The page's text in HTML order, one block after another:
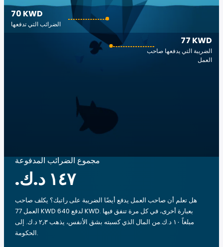
77 KWD
الضريبة التي يدفعها صاحب
العمل
70 KWD
الضرائب التي تدفعها
مجموع الضرائب المدفوعة
هل تعلم أن صاحب العمل يدفع أيضًا الضريبة على راتبك؟ يكلف صاحب
العمل 77 KWD لدفع 640 KWD. بعبارة أخرى، في كل مرة تنفق فيها
مبلغاً ‏١٠ د.ك.‏من المال الذي كسبته بشق الأنفس، يذهب ‏٢٫٣ د.ك.‏ إلى
الحكومة.